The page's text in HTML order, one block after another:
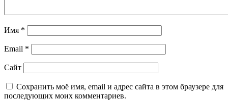
Имя *
Email *
Сайт
Сохранить моё имя, email и адрес сайта в этом браузере для
последующих моих комментариев.